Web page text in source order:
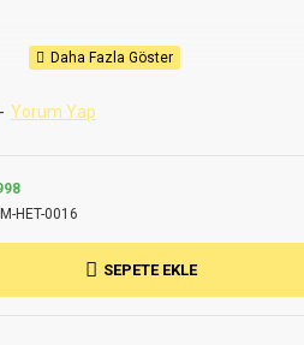
özelliklerde değişiklik yapma hakkımız
- Yorum Yap
HET-0016
SEPETE EKLE